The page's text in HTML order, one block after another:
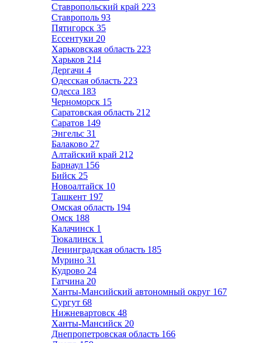
Ставропольский край 223
Ставрополь 93
Пятигорск 35
Ессентуки 20
Харьковская область 223
Харьков 214
Дергачи 4
Одесская область 223
Одесса 183
Черноморск 15
Саратовская область 212
Саратов 149
Энгельс 31
Балаково 27
Алтайский край 212
Барнаул 156
Бийск 25
Новоалтайск 10
Ташкент 197
Омская область 194
Омск 188
Калачинск 1
Тюкалинск 1
Ленинградская область 185
Мурино 31
Кудрово 24
Гатчина 20
Ханты-Мансийский автономный округ 167
Сургут 68
Нижневартовск 48
Ханты-Мансийск 20
Днепропетровская область 166